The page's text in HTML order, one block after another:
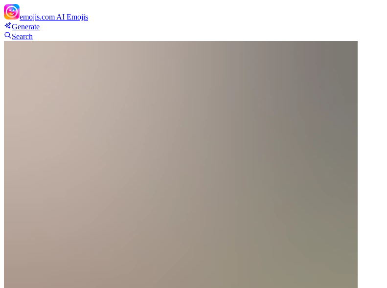
emojis.com AI Emojis
Generate
Search